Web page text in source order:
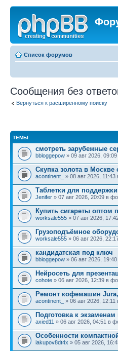
Список форумов
Сообщения без
Вернуться к расширенному поиску
ТЕМЫ
смотреть зарубежные
bbloggepow » 09 авг 2026,
Скупка золота в Москве
acontinent_ » 08 авг 2026,
Таблетки для
Jenifer » 07 авг 2026, 20:09 в
Купить сигареты оптом
worksale555 » 07 авг 2026,
Грузоподъёмное
worksale555 » 06 авг 2026,
кандидатская под ключ
bbloggepow » 06 авг 2026,
Нейросеть для
cohote » 06 авг 2026, 12:39 в
Ремонт кофемашин
acontinent_ » 06 авг 2026,
Подготовка к
axied11 » 06 авг 2026, 04:51 в
Особенности
iakupov8dt4x » 05 авг 2026,